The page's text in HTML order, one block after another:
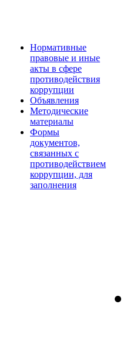
Нормативные
правовые и иные
акты в сфере
противодействия
коррупции
Объявления
Методические
материалы
Формы
документов,
связанных с
противодействием
коррупции, для
заполнения